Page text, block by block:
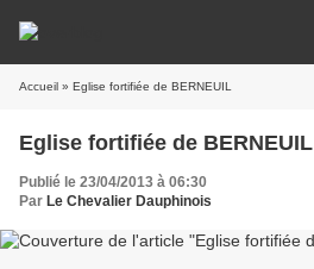
Accueil » Eglise fortifiée de BERNEUIL
Eglise fortifiée de BERNEUIL
Publié le 23/04/2013 à 06:30
Par Le Chevalier Dauphinois